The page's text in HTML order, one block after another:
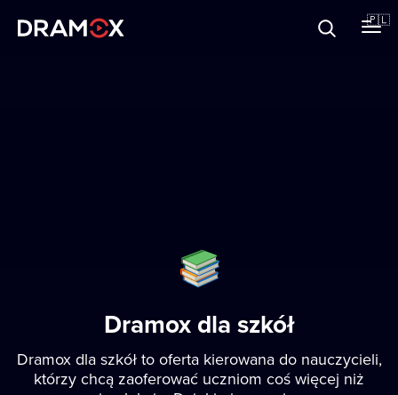
🇵🇱
Dramox dla szkół
Dramox dla szkół to oferta kierowana do nauczycieli,
którzy chcą zaoferować uczniom coś więcej niż